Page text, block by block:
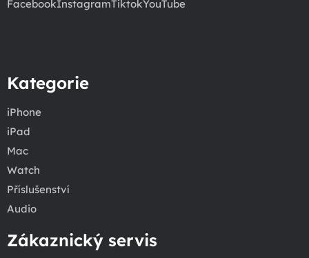
FacebookInstagramTiktokYouTube
Kategorie
iPhone
iPad
Mac
Watch
Příslušenství
Audio
Zákaznický servis